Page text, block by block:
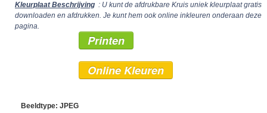
Kleurplaat Beschrijving : U kunt de afdrukbare Kruis uniek kleurplaat gratis
downloaden en afdrukken. Je kunt hem ook online inkleuren onderaan deze
pagina.
Printen
Online Kleuren
Beeldtype: JPEG